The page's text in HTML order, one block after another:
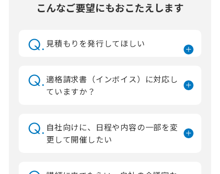
こんなご要望にもおこたえします
見積もりを発行してほしい
適格請求書（インボイス）に対応し
ていますか？
自社向けに、日程や内容の一部を変
更して開催したい